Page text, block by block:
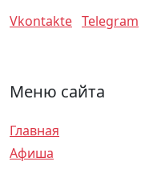
Vkontakte Telegram
Меню сайта
Главная
Афиша